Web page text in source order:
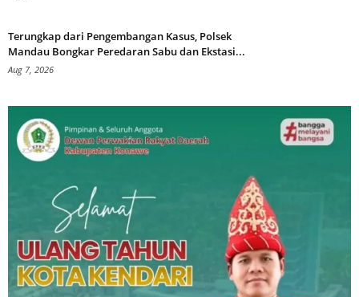
Terungkap dari Pengembangan Kasus, Polsek
Mandau Bongkar Peredaran Sabu dan Ekstasi...
Aug 7, 2026